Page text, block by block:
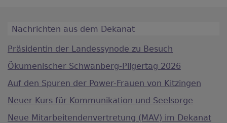
Nachrichten aus dem Dekanat
Präsidentin der Landessynode zu Besuch
Ökumenischer Schwanberg-Pilgertag 2026
Auf den Spuren der Power-Frauen von Kitzingen
Neuer Kurs für Kommunikation und Seelsorge
Neue Mitarbeitendenvertretung (MAV) im Dekanat